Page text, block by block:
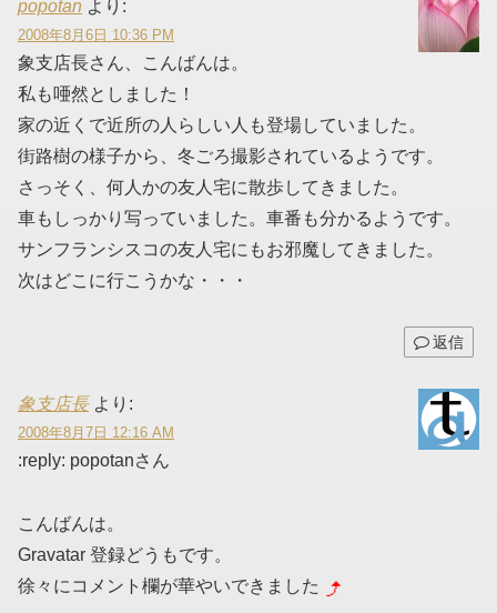
popotan より:
2008年8月6日 10:36 PM
象支店長さん、こんばんは。
私も唖然としました！
家の近くで近所の人らしい人も登場していました。
街路樹の様子から、冬ごろ撮影されているようです。
さっそく、何人かの友人宅に散歩してきました。
車もしっかり写っていました。車番も分かるようです。
サンフランシスコの友人宅にもお邪魔してきました。
次はどこに行こうかな・・・
返信
象支店長 より:
2008年8月7日 12:16 AM
:reply: popotanさん
こんばんは。
Gravatar 登録どうもです。
徐々にコメント欄が華やいできました